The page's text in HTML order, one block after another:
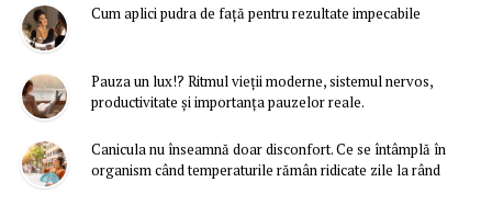
Cum aplici pudra de față pentru rezultate impecabile
Pauza un lux!? Ritmul vieții moderne, sistemul nervos,
productivitate și importanța pauzelor reale.
Canicula nu înseamnă doar disconfort. Ce se întâmplă în
organism când temperaturile rămân ridicate zile la rând